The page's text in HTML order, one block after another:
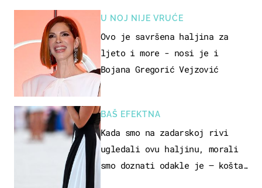
U NOJ NIJE VRUĆE
Ovo je savršena haljina za
ljeto i more - nosi je i
Bojana Gregorić Vejzović
BAŠ EFEKTNA
Kada smo na zadarskoj rivi
ugledali ovu haljinu, morali
smo doznati odakle je – košta